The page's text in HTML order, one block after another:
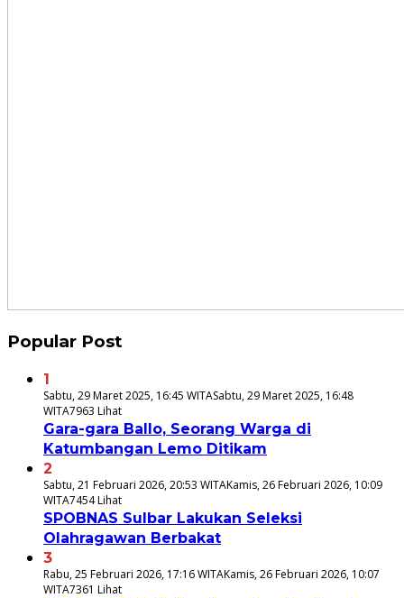
Popular Post
1
Sabtu, 29 Maret 2025, 16:45 WITASabtu, 29 Maret 2025, 16:48
WITA7963 Lihat
Gara-gara Ballo, Seorang Warga di
Katumbangan Lemo Ditikam
2
Sabtu, 21 Februari 2026, 20:53 WITAKamis, 26 Februari 2026, 10:09
WITA7454 Lihat
SPOBNAS Sulbar Lakukan Seleksi
Olahragawan Berbakat
3
Rabu, 25 Februari 2026, 17:16 WITAKamis, 26 Februari 2026, 10:07
WITA7361 Lihat